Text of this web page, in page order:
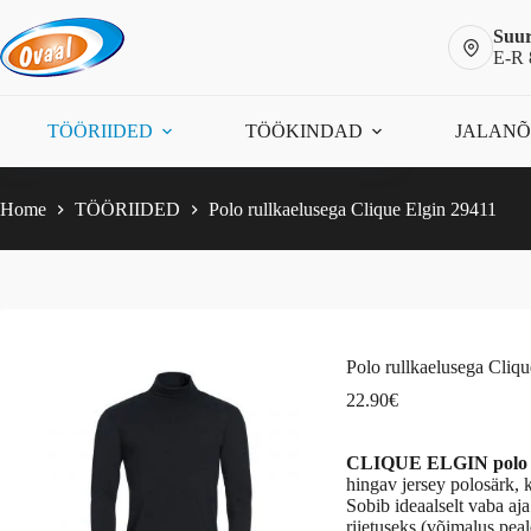
content
22.90€
has
variants.
options
the
product
page
E-R
TÖÖRIIDED TÖÖKINDAD
Home TÖÖRIIDED Polo rullkaelusega Clique Elgin 29411
Polo rullkaelusega
22.90€
CLIQUE ELGIN polo
hingav jersey polosärk,
Sobib ideaalselt vaba
riietuseks (võimalus